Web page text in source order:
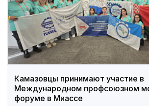
Камазовцы принимают участие в
Международном профсоюзном
форуме в Миассе